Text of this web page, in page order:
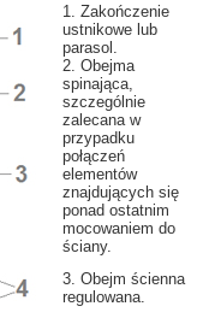
1. Zakończenie
ustnikowe lub
parasol.
2. Obejma
spinająca,
szczególnie
zalecana w
przypadku
połączeń
elementów
znajdujących się
ponad ostatnim
mocowaniem do
ściany.
3. Obejm ścienna
regulowana.